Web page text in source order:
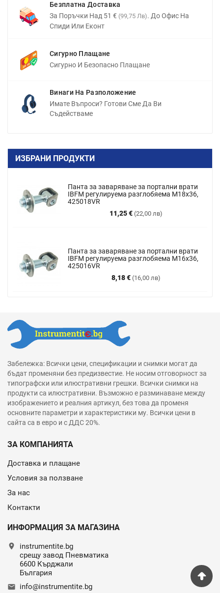
Безплатна Доставка
За Поръчки Над 51 € (99,75 Лв). До Офис На
Спиди Или Еконт
Сигурно Плащане
Сигурно И Безопасно Плащане
Винаги На Разположение
Имате Въпроси? Готови Сме Да Ви
Съдействаме
ИЗБРАНИ ПРОДУКТИ
Панта за заваряване за портални врати
IBFM регулируема разглобяема M18x36,
425018VR
11,25 € (22,00 лв)
Цена
Панта за заваряване за портални врати
IBFM регулируема разглобяема М16х36,
425016VR
8,18 € (16,00 лв)
Цена
Забележка: Всички цени, спецификации и снимки могат да
бъдат променяни без предизвестие. Не носим отговорност за
типографски или илюстративни грешки. Всички снимки на
продукти са илюстративни. Възможно е разминаване между
изображението и реалния артикул, без това да променя
основните параметри и характеристики му. Всички цени в
сайта са в евро и с ДДС 20%.
ЗА КОМПАНИЯТА
Доставка и плащане
Условия за ползване
За нас
Контакти
ИНФОРМАЦИЯ ЗА МАГАЗИНА
location_on
instrumentite.bg
срещу завод Пневматика
6600 Кърджали
България
email info@instrumentite.bg